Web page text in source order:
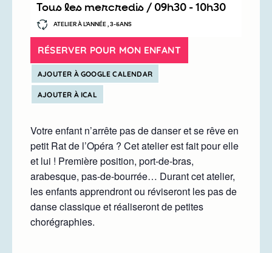
Tous les mercredis /
09h30 - 10h30
ATELIER À L’ANNÉE , 3-5ANS
RÉSERVER POUR MON ENFANT
AJOUTER À GOOGLE CALENDAR
AJOUTER À ICAL
Votre enfant n’arrête pas de danser et se rêve en
petit Rat de l’Opéra ? Cet atelier est fait pour elle
et lui ! Première position, port-de-bras,
arabesque, pas-de-bourrée… Durant cet atelier,
les enfants apprendront ou réviseront les pas de
danse classique et réaliseront de petites
chorégraphies.